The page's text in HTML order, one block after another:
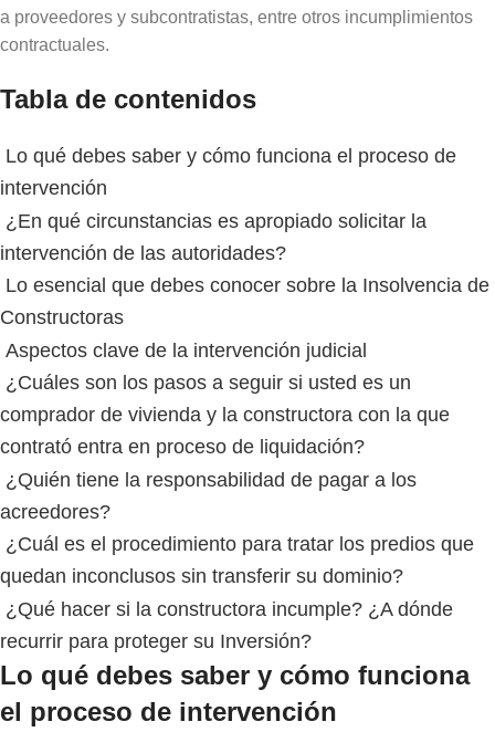
a proveedores y subcontratistas, entre otros incumplimientos
contractuales.
Tabla de contenidos
Lo qué debes saber y cómo funciona el proceso de
intervención
¿En qué circunstancias es apropiado solicitar la
intervención de las autoridades?
Lo esencial que debes conocer sobre la Insolvencia de
Constructoras
Aspectos clave de la intervención judicial
¿Cuáles son los pasos a seguir si usted es un
comprador de vivienda y la constructora con la que
contrató entra en proceso de liquidación?
¿Quién tiene la responsabilidad de pagar a los
acreedores?
¿Cuál es el procedimiento para tratar los predios que
quedan inconclusos sin transferir su dominio?
¿Qué hacer si la constructora incumple? ¿A dónde
recurrir para proteger su Inversión?
Lo qué debes saber y cómo funciona
el proceso de intervención